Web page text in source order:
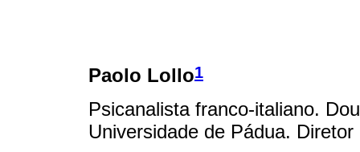
Paolo Lollo1
Psicanalista franco-italiano.
Universidade de Pádua.